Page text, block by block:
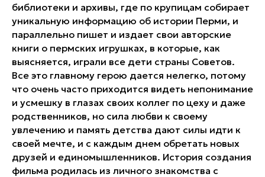
библиотеки и архивы, где по крупицам собирает
уникальную информацию об истории Перми, и
параллельно пишет и издает свои авторские
книги о пермских игрушках, в которые, как
выясняется, играли все дети страны Советов.
Все это главному герою дается нелегко, потому
что очень часто приходится видеть непонимание
и усмешку в глазах своих коллег по цеху и даже
родственников, но сила любви к своему
увлечению и память детства дают силы идти к
своей мечте, и с каждым днем обретать новых
друзей и единомышленников. История создания
фильма родилась из личного знакомства с